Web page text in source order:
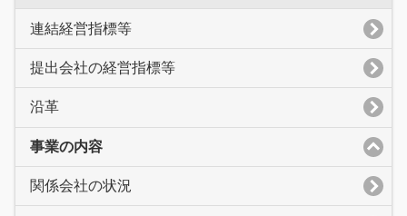
連結経営指標等
提出会社の経営指標等
沿革
事業の内容
関係会社の状況